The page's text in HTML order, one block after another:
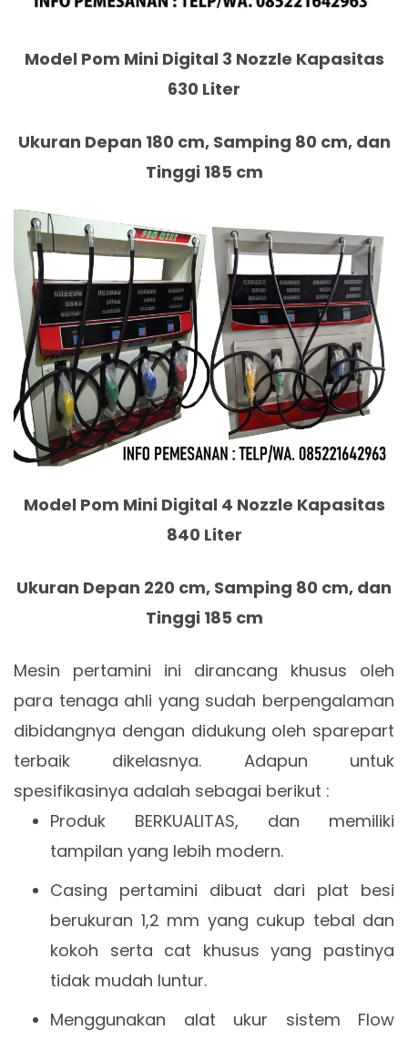
Model Pom Mini Digital 3 Nozzle Kapasitas
630 Liter
Ukuran Depan 180 cm, Samping 80 cm, dan
Tinggi 185 cm
Model Pom Mini Digital 4 Nozzle Kapasitas
840 Liter
Ukuran Depan 220 cm, Samping 80 cm, dan
Tinggi 185 cm
Mesin pertamini ini dirancang khusus oleh
para tenaga ahli yang sudah berpengalaman
dibidangnya dengan didukung oleh sparepart
terbaik dikelasnya. Adapun untuk
spesifikasinya adalah sebagai berikut :
Produk BERKUALITAS, dan memiliki
tampilan yang lebih modern.
Casing pertamini dibuat dari plat besi
berukuran 1,2 mm yang cukup tebal dan
kokoh serta cat khusus yang pastinya
tidak mudah luntur.
Menggunakan alat ukur sistem Flow